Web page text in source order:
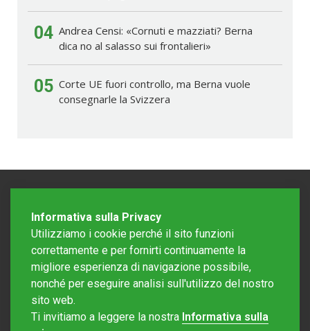
04 Andrea Censi: «Cornuti e mazziati? Berna
dica no al salasso sui frontalieri»
05 Corte UE fuori controllo, ma Berna vuole
consegnarle la Svizzera
Editore Rotostampa SA
Informativa sulla Privacy
Utilizziamo i cookie perché il sito funzioni
correttamente e per fornirti continuamente la
migliore esperienza di navigazione possibile,
nonché per eseguire analisi sull'utilizzo del nostro
sito web.
Ti invitiamo a leggere la nostra Informativa sulla